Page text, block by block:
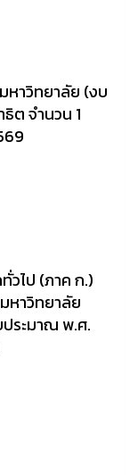
หาวิทยาลัย (งบ
ต จำนวน 1
วไป (ภาค ก.)
หาวิทยาลัย
ประมาณ พ.ศ.